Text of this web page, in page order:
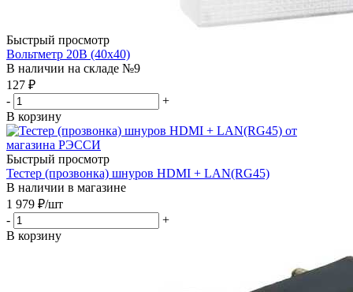
Быстрый просмотр
Вольтметр 20В (40х40)
В наличии на складе №9
127 ₽
-
+
В корзину
Быстрый просмотр
Тестер (прозвонка) шнуров HDMI + LAN(RG45)
В наличии в магазине
1 979 ₽/шт
-
+
В корзину